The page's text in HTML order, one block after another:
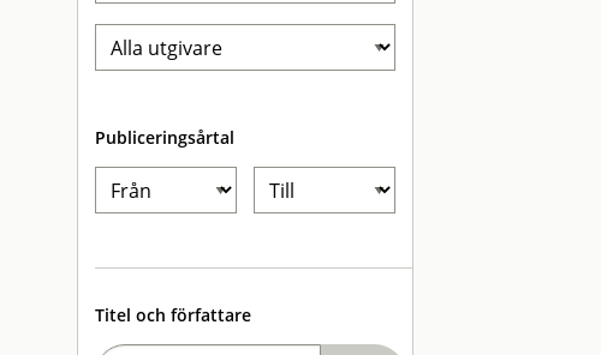
Publiceringsårtal
Titel och författare